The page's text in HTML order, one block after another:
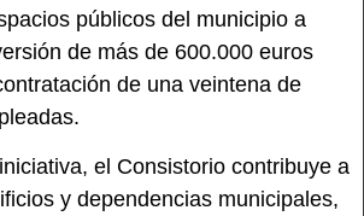
públicos del municipio a
de más de 600.000 euros
de una veintena de
el Consistorio contribuye a
y dependencias municipales,